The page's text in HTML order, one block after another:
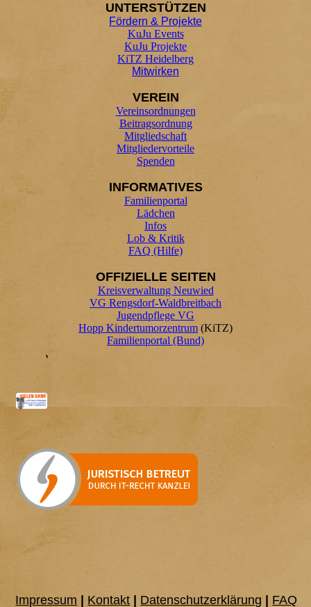
UNTERSTÜTZEN
Fördern & Projekte
KuJu Events
KuJu Projekte
KiTZ Heidelberg
Mitwirken
VEREIN
Vereinsordnungen
Beitragsordnung
Mitgliedschaft
Mitgliedervorteile
Spenden
INFORMATIVES
Familienportal
Lädchen
Infos
Lob & Kritik
FAQ (Hilfe)
OFFIZIELLE SEITEN
Kreisverwaltung Neuwied
VG Rengsdorf-Waldbreitbach
Jugendpflege VG
Hopp Kindertumorzentrum (KiTZ)
Familienportal (Bund)
Impressum Kontakt Datenschutzerklärung FAQ